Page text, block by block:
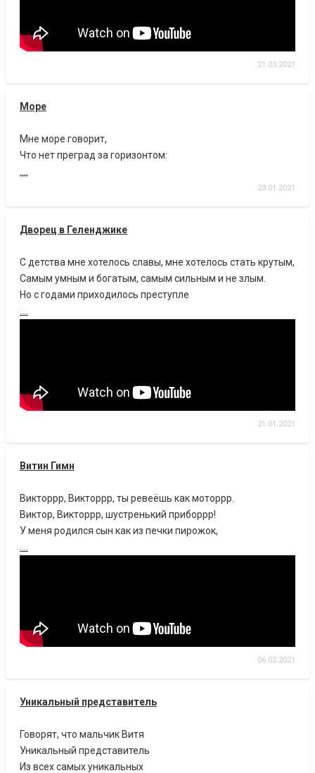
21.03.2021
Море
Мне море говорит,
Что нет преград за горизонтом:
23.01.2021
Дворец в Геленджике
С детства мне хотелось славы, мне хотелось стать крутым,
Самым умным и богатым, самым сильным и не злым.
Но с годами приходилось преступле
21.01.2021
Витин Гимн
Викторрр, Викторрр, ты ревеёшь как моторрр.
Виктор, Викторрр, шустренький приборрр!
У меня родился сын как из печки пирожок,
06.02.2021
Уникальный представитель
Говорят, что мальчик Витя
Уникальный представитель
Из всех самых уникальных